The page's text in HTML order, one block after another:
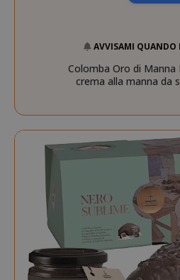
AVVISAMI QUANDO
Colomba Oro di Manna
crema alla manna da